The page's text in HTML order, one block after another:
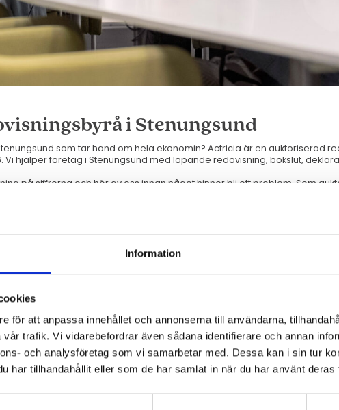
Information
för att anpassa innehållet och annonserna till användarna,
trafik. Vi vidarebefordrar även sådana identifierare och annan
och analysföretag som vi samarbetar med. Dessa kan i sin tur
har tillhandahållit eller som de har samlat in när du har använt deras
i Stenungsund
som tar hand om hela ekonomin? Actricia är en auktoriserad
Vi hjälper företag i Stenungsund med löpande redovisning, bokslut,
på siffrorna och hör av oss innan något hinner bli ett problem. Som
Fortnox-partner, så att du kan lita på att redovisningen blir rätt.
för företag i Stenungsund
men näringslivet rymmer också mängder av mindre handels-,
alltid vet hur företaget mår.
med kvitton.
Bokslut och årsredovisning
Vid årets slut sammanställer vibokslut
att allt stämmer och lämnas in i tid.